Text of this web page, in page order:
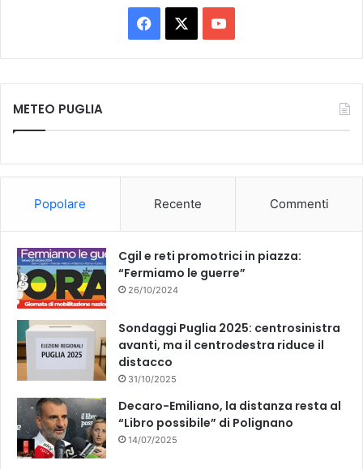
a
c
k
o
u
METEO PUGLIA
Popolare Recente Commenti
Cgil e reti promotrici in piazza:
“Fermiamo le guerre”
26/10/2024
Sondaggi Puglia 2025: centrosinistra
avanti, ma il centrodestra riduce il
distacco
31/10/2025
Decaro-Emiliano, la distanza resta al
“Libro possibile” di Polignano
14/07/2025